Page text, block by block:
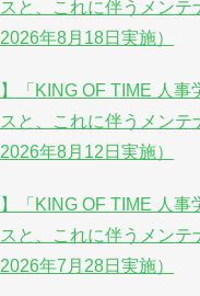
と、これに伴うメンテ
年8月18日実施）
】「KING OF TIME 人事
と、これに伴うメンテ
年8月12日実施）
】「KING OF TIME 人事
と、これに伴うメンテ
年7月28日実施）